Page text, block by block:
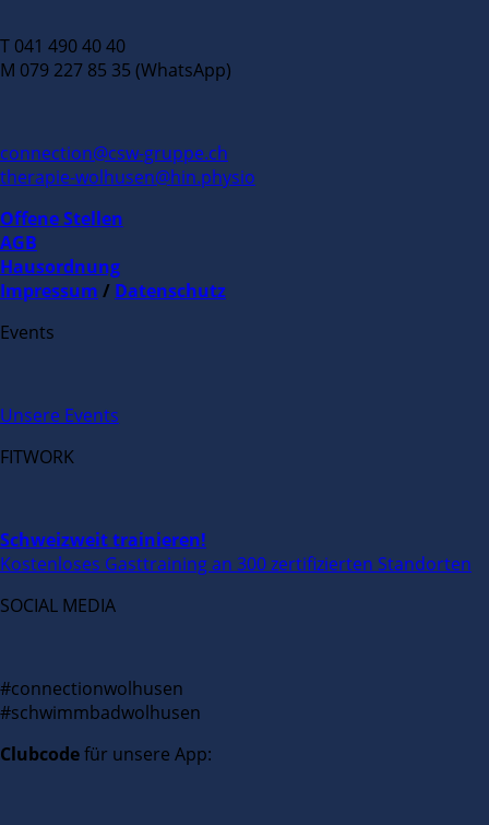
T 041 490 40 40
M 079 227 85 35 (WhatsApp)
connection@csw-gruppe.ch
therapie-wolhusen@hin.physio
Offene Stellen
AGB
Hausordnung
Impressum / Datenschutz
Events
Unsere Events
FITWORK
Schweizweit trainieren!
Kostenloses Gasttraining an 300 zertifizierten Standorten
SOCIAL MEDIA
#connectionwolhusen
#schwimmbadwolhusen
Clubcodefür unsere App: